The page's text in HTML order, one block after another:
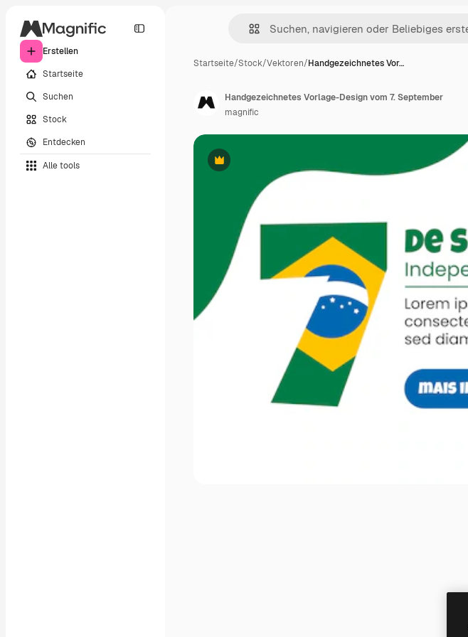
Erstellen
Startseite
Suchen
Stock
Entdecken
Alle tools
Startseite/Stock/Vektoren/Handgezeichnetes Vor…
Premium
Handgezeichnetes Vorlage-Design vom 7. September
magnific